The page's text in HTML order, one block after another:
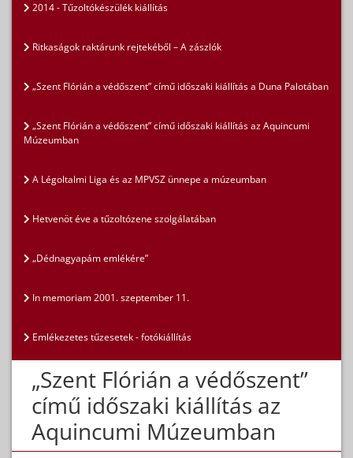
2014 - Tűzoltókészülék kiállítás
Ritkaságok raktárunk rejtekéből – A zászlók
„Szent Flórián a védőszent” című időszaki kiállítás a Duna Palotában
„Szent Flórián a védőszent” című időszaki kiállítás az Aquincumi
Múzeumban
A Légoltalmi Liga és az MPVSZ ünnepe a múzeumban
Hetvenöt éve a tűzoltózene szolgálatában
„Dédnagyapám emlékére”
In memoriam 2001. szeptember 11.
Emlékezetes tűzesetek - fotókiállítás
„Szent Flórián a védőszent”
című időszaki kiállítás az
Aquincumi Múzeumban